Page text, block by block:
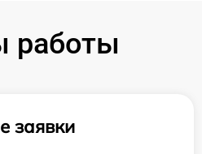
работы
заявки